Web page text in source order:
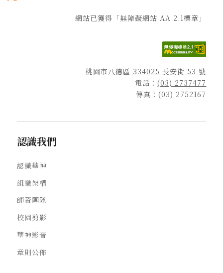
網站已獲得「無障礙網站 AA 2.1標章」
桃園市八德區 334025 長安街 53 號
電話：(03) 2737477
傳真：(03) 2752167
認識我們
認識華神
組織架構
師資團隊
校園剪影
華神影音
章則公佈